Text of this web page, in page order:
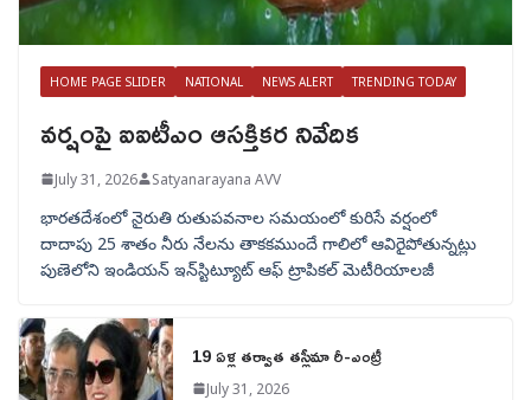
HOME PAGE SLIDER NATIONAL NEWS ALERT TRENDING TODAY
వర్షంపై ఐఐటీఎం ఆసక్తికర నివేదిక
July 31, 2026 Satyanarayana AVV
భారతదేశంలో నైరుతి రుతుపవనాల సమయంలో కురిసే వర్షంలో
దాదాపు 25 శాతం నీరు నేలను తాకకముందే గాలిలో ఆవిరైపోతున్నట్లు
పుణెలోని ఇండియన్ ఇన్‌స్టిట్యూట్ ఆఫ్ ట్రాపికల్ మెటీరియాలజీ
19 ఏళ్ల తర్వాత తస్లీమా రీ-ఎంట్రీ
July 31, 2026